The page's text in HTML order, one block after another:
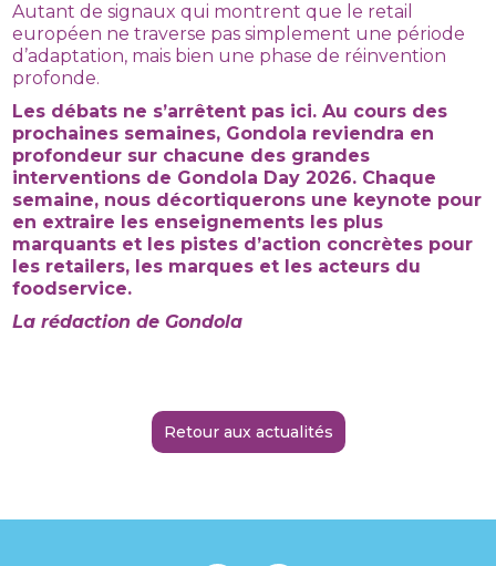
Autant de signaux qui montrent que le retail
européen ne traverse pas simplement une période
d’adaptation, mais bien une phase de réinvention
profonde.
Les débats ne s’arrêtent pas ici. Au cours des
prochaines semaines, Gondola reviendra en
profondeur sur chacune des grandes
interventions de Gondola Day 2026. Chaque
semaine, nous décortiquerons une keynote pour
en extraire les enseignements les plus
marquants et les pistes d’action concrètes pour
les retailers, les marques et les acteurs du
foodservice.
La rédaction de Gondola
Retour aux actualités